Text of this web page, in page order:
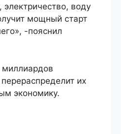
воду
мощный старт
-пояснил
миллиардов
их
экономику.